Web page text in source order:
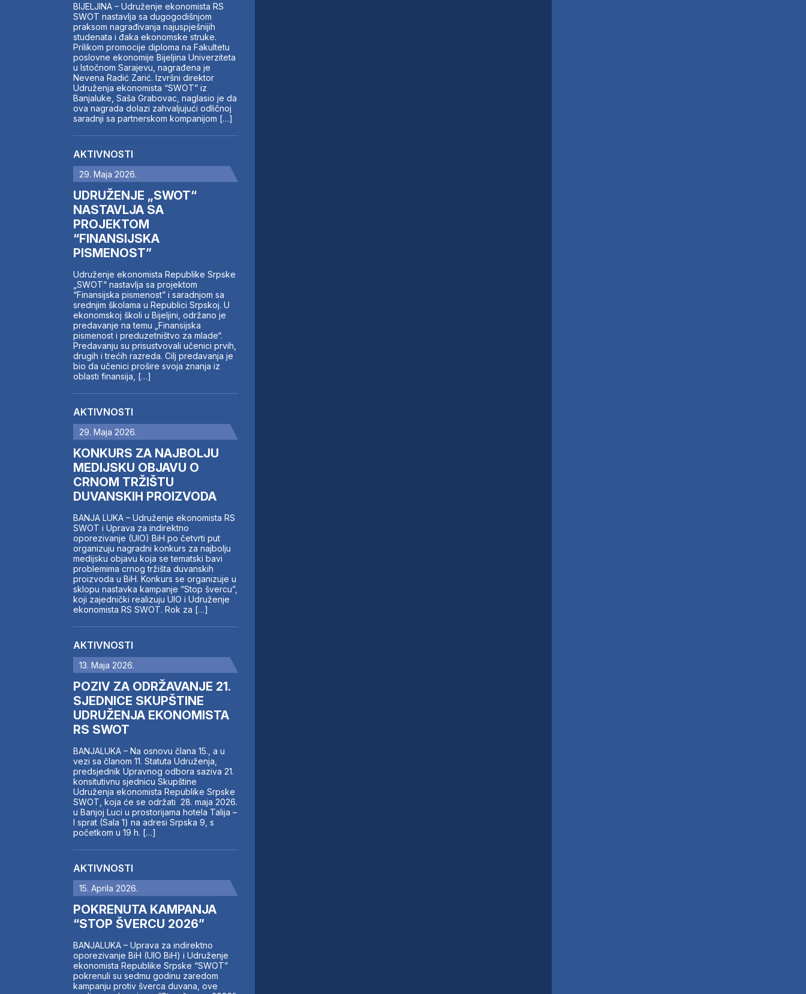
BIJELJINA – Udruženje ekonomista RS
SWOT nastavlja sa dugogodišnjom
praksom nagrađivanja najuspješnijih
studenata i đaka ekonomske struke.
Prilikom promocije diploma na Fakultetu
poslovne ekonomije Bijeljina Univerziteta
u Istočnom Sarajevu, nagrađena je
Nevena Radić Zarić. Izvršni direktor
Udruženja ekonomista “SWOT” iz
Banjaluke, Saša Grabovac, naglasio je da
ova nagrada dolazi zahvaljujući odličnoj
saradnji sa partnerskom kompanijom […]
AKTIVNOSTI
29. Maja 2026.
UDRUŽENJE „SWOT“
NASTAVLJA SA
PROJEKTOM
“FINANSIJSKA
PISMENOST”
Udruženje ekonomista Republike Srpske
„SWOT“ nastavlja sa projektom
“Finansijska pismenost” i saradnjom sa
srednjim školama u Republici Srpskoj. U
ekonomskoj školi u Bijeljini, održano je
predavanje na temu „Finansijska
pismenost i preduzetništvo za mlade“.
Predavanju su prisustvovali učenici prvih,
drugih i trećih razreda. Cilj predavanja je
bio da učenici prošire svoja znanja iz
oblasti finansija, […]
AKTIVNOSTI
29. Maja 2026.
KONKURS ZA NAJBOLJU
MEDIJSKU OBJAVU O
CRNOM TRŽIŠTU
DUVANSKIH PROIZVODA
BANJA LUKA – Udruženje ekonomista RS
SWOT i Uprava za indirektno
oporezivanje (UIO) BiH po četvrti put
organizuju nagradni konkurs za najbolju
medijsku objavu koja se tematski bavi
problemima crnog tržišta duvanskih
proizvoda u BiH. Konkurs se organizuje u
sklopu nastavka kampanje “Stop švercu”,
koji zajednički realizuju UIO i Udruženje
ekonomista RS SWOT. Rok za […]
AKTIVNOSTI
13. Maja 2026.
POZIV ZA ODRŽAVANJE 21.
SJEDNICE SKUPŠTINE
UDRUŽENJA EKONOMISTA
RS SWOT
BANJALUKA – Na osnovu člana 15., a u
vezi sa članom 11. Statuta Udruženja,
predsjednik Upravnog odbora saziva 21.
konsitutivnu sjednicu Skupštine
Udruženja ekonomista Republike Srpske
SWOT, koja će se održati 28. maja 2026.
u Banjoj Luci u prostorijama hotela Talija –
I sprat (Sala 1) na adresi Srpska 9, s
početkom u 19 h. […]
AKTIVNOSTI
15. Aprila 2026.
POKRENUTA KAMPANJA
“STOP ŠVERCU 2026”
BANJALUKA – Uprava za indirektno
oporezivanje BiH (UIO BiH) i Udruženje
ekonomista Republike Srpske “SWOT”
pokrenuli su sedmu godinu zaredom
kampanju protiv šverca duvana, ove